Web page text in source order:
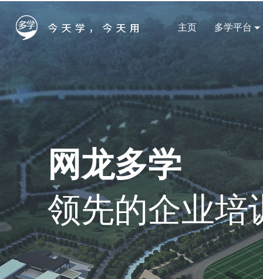
主页 多学平台
网龙多学
领先的企业培